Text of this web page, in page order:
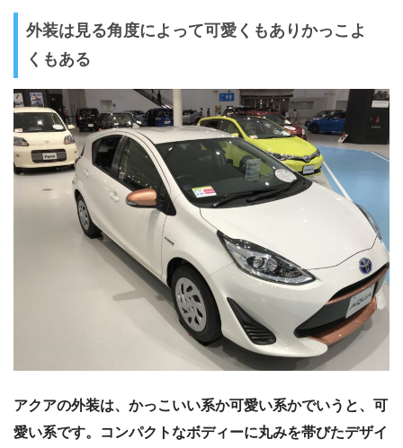
外装は見る角度によって可愛くもありかっこよ
くもある
アクアの外装は、かっこいい系か可愛い系かでいうと、可
愛い系です。コンパクトなボディーに丸みを帯びたデザイ